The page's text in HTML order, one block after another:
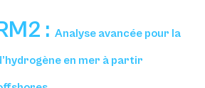
: Analyse avancée pour la
en mer à partir